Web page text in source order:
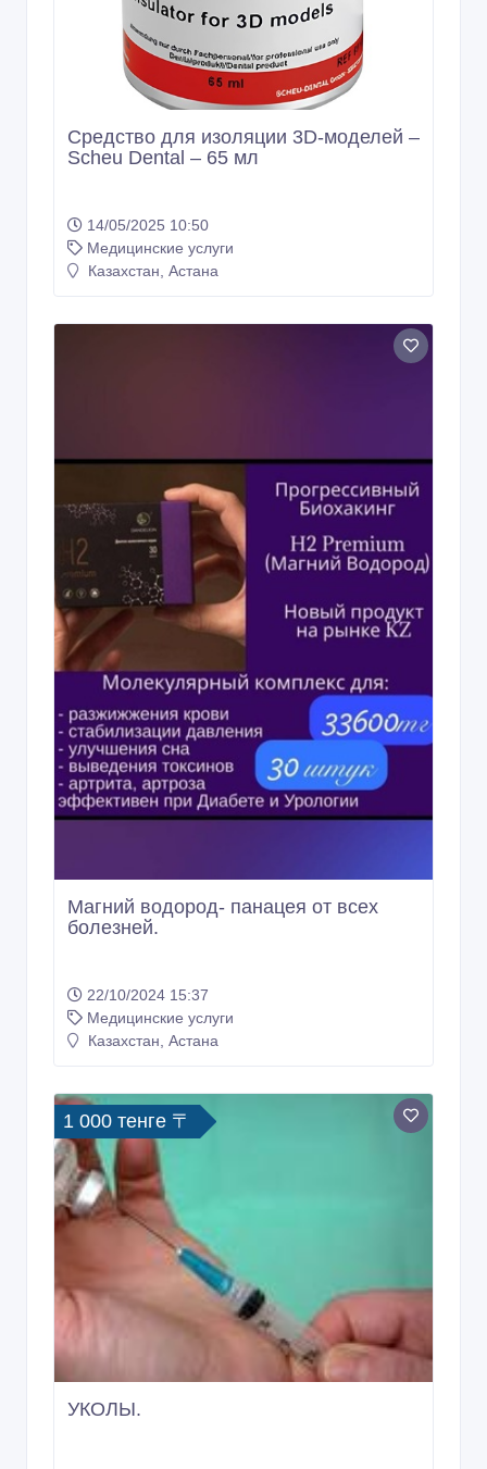
Средство для изоляции 3D-моделей –
Scheu Dental – 65 мл
14/05/2025 10:50
Медицинские услуги
Казахстан, Астана
Магний водород- панацея от всех
болезней.
22/10/2024 15:37
Медицинские услуги
Казахстан, Астана
1 000 тенге 〒
УКОЛЫ.